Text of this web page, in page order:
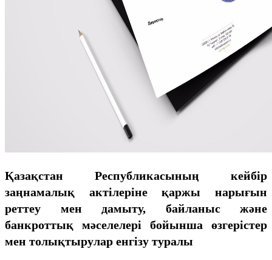
Қазақстан Республикасының кейбір
заңнамалық актілеріне қаржы нарығын
реттеу мен дамыту, байланыс және
банкроттық мәселелері бойынша өзгерістер
мен толықтырулар енгізу туралы